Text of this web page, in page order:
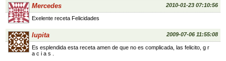
Mercedes 2010-01-23 07:10:56
Exelente receta Felicidades
lupita 2009-07-06 11:55:08
Es esplendida esta receta amen de que no es complicada, las felicito, g r
a c i a s .